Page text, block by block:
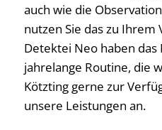
auch wie die
nutzen Sie das zu Ihrem
Detektei Neo haben das
jahrelange Routine, die
Kötzting gerne zur
unsere Leistungen an.